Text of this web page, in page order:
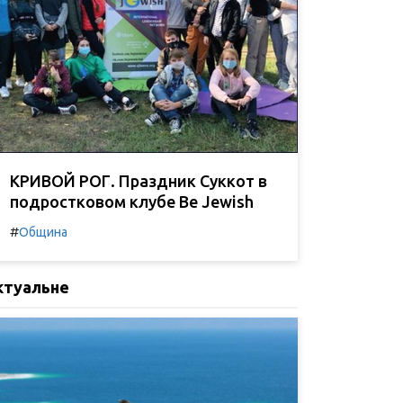
КРИВОЙ РОГ. Праздник Суккот в
подростковом клубе Be Jewish
#Община